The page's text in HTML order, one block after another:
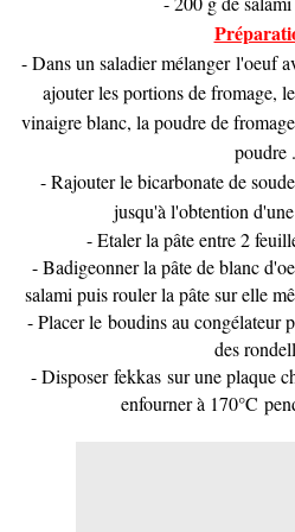
- Dans un saladier mélanger l'oeuf
ajouter les portions de fromage,
vinaigre blanc, la poudre de
poudre .
- Rajouter le bicarbonate de
jusqu'à l'obtention
- Etaler la pâte entre 2
- Badigeonner la pâte de blanc
salami puis rouler la pâte sur elle
- Placer le boudins au congélateur
des
- Disposer fekkas sur une plaque
enfourner à 170°C